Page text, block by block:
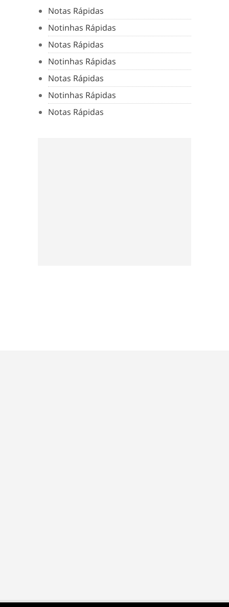
Notas Rápidas
Notinhas Rápidas
Notas Rápidas
Notinhas Rápidas
Notas Rápidas
Notinhas Rápidas
Notas Rápidas